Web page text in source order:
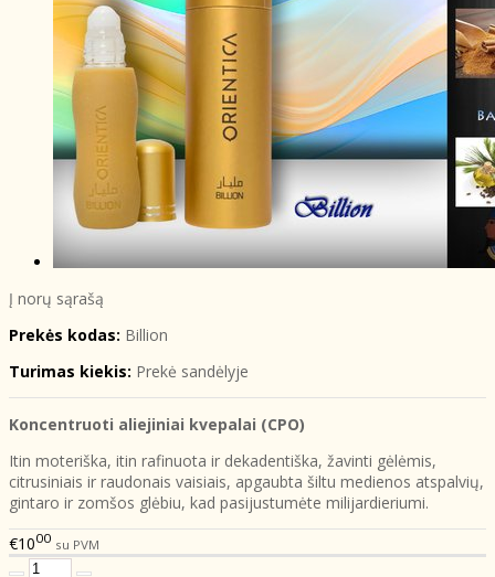
Į norų sąrašą
Prekės kodas: Billion
Turimas kiekis: Prekė sandėlyje
Koncentruoti aliejiniai kvepalai (CPO)
Itin moteriška, itin rafinuota ir dekadentiška, žavinti gėlėmis,
citrusiniais ir raudonais vaisiais, apgaubta šiltu medienos atspalvių,
gintaro ir zomšos glėbiu, kad pasijustumėte milijardieriumi.
€1000 su PVM